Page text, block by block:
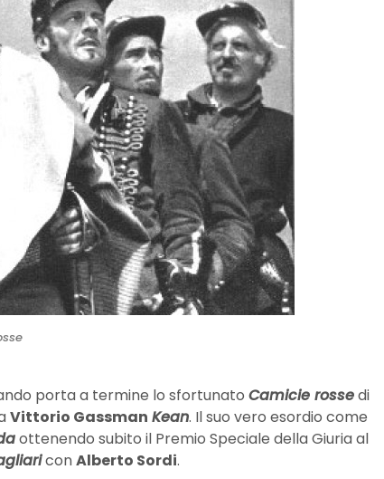
porta a termine lo sfortunatoCamicie rossedi
Vittorio Gassman Kean. Il suo vero esordio come
ottenendo subito il Premio Speciale della Giuria al
conAlberto Sordi.